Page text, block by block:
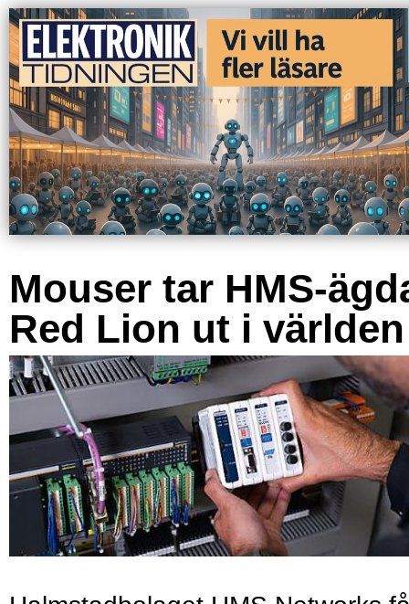
Mouser tar HMS-
Red Lion ut i världen